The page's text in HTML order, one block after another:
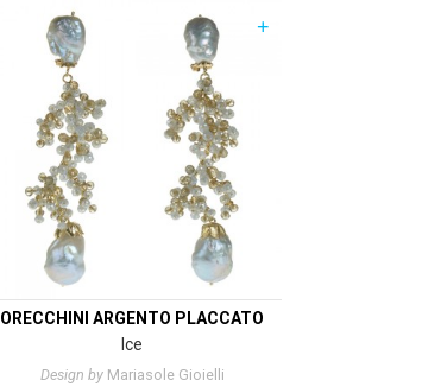
+
ORECCHINI ARGENTO PLACCATO
Ice
Design byMariasole Gioielli